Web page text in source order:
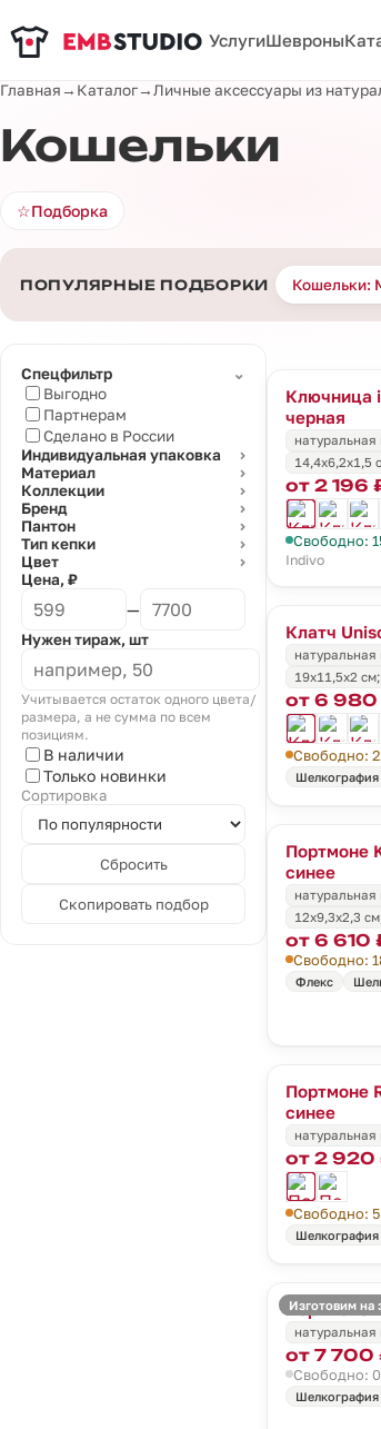
УслугиШевроны
Главная→ Каталог→ Личные аксессуары из
Кошельки
☆Подборка
ПОПУЛЯРНЫЕ ПОДБОРКИ Кошельки:
Спецфильтр
⌄
Выгодно
Партнерам
Сделано в России
Индивидуальная упаковка
⌄
Материал ⌄
Коллекции ⌄
Бренд ⌄
Пантон ⌄
Тип кепки ⌄
Цвет ⌄
Цена, ₽
—
Нужен тираж, шт
Учитывается остаток одного цвета/
размера, а не сумма по всем
позициям.
В наличии
Только новинки
Сортировка
Сбросить
Скопировать подбор
Ключница
черная
14,4х6,2х1,5
от 2 196
Свободно:
Indivo
Клатч
19х11,5х2
от 6 980
Свободно:
Шелкография
Портмоне
синее
12х9,3х2,3
от 6 610
Свободно:
Флекс
Портмоне
синее
от 2 920
Свободно:
Шелкография
Изготовим на
Портмоне
от 7 700
Свободно:
Шелкография